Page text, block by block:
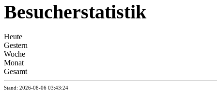
Besucherstatistik
Heute
Gestern
Woche
Monat
Gesamt
Stand: 2026-08-06 03:43:24